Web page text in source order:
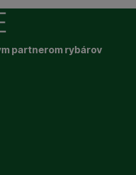
partnerom rybárov